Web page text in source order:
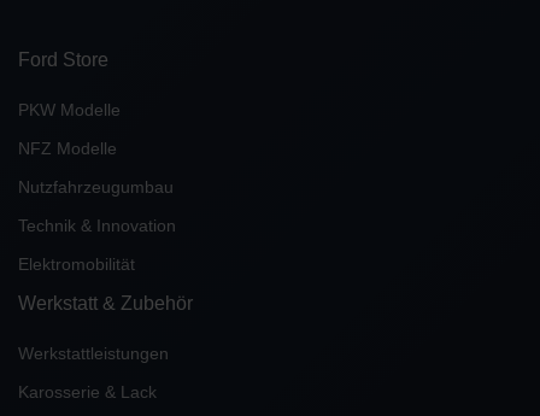
Ford Store
PKW Modelle
NFZ Modelle
Nutzfahrzeugumbau
Technik & Innovation
Elektromobilität
Werkstatt & Zubehör
Werkstattleistungen
Karosserie & Lack